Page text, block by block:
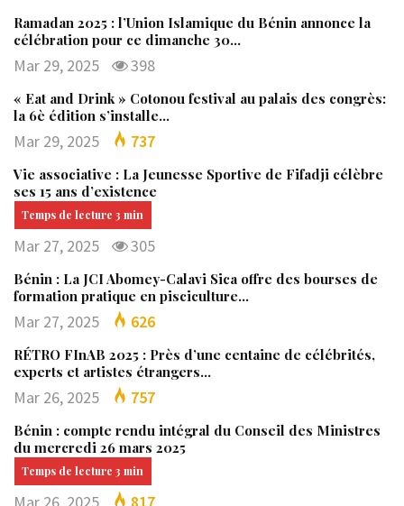
Ramadan 2025 : l’Union Islamique du Bénin annonce la
célébration pour ce dimanche 30…
Mar 29, 2025 398
« Eat and Drink » Cotonou festival au palais des congrès:
la 6è édition s’installe…
Mar 29, 2025 737
Vie associative : La Jeunesse Sportive de Fifadji célèbre
ses 15 ans d’existence
Mar 27, 2025 305
Bénin : La JCI Abomey-Calavi Sica offre des bourses de
formation pratique en pisciculture…
Mar 27, 2025 626
RÉTRO FInAB 2025 : Près d’une centaine de célébrités,
experts et artistes étrangers…
Mar 26, 2025 757
Bénin : compte rendu intégral du Conseil des Ministres
du mercredi 26 mars 2025